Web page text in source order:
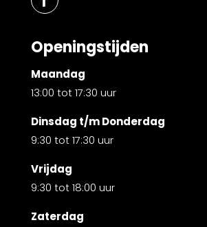
Openingstijden
Maandag
13:00 tot 17:30 uur
Dinsdag t/m Donderdag
9:30 tot 17:30 uur
Vrijdag
9:30 tot 18:00 uur
Zaterdag